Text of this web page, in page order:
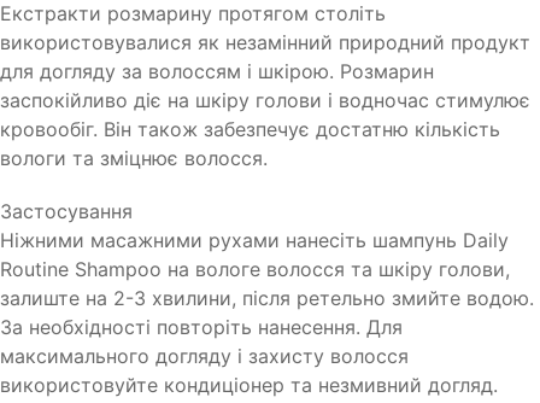
Екстракти розмарину протягом століть
використовувалися як незамінний природний продукт
для догляду за волоссям і шкірою. Розмарин
заспокійливо діє на шкіру голови і водночас стимулює
кровообіг. Він також забезпечує достатню кількість
вологи та зміцнює волосся.
Застосування
Ніжними масажними рухами нанесіть шампунь Daily
Routine Shampoo на вологе волосся та шкіру голови,
залиште на 2-3 хвилини, після ретельно змийте водою.
За необхідності повторіть нанесення. Для
максимального догляду і захисту волосся
використовуйте кондиціонер та незмивний догляд.